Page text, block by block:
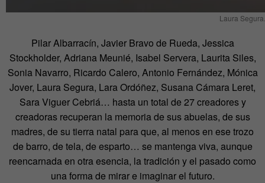
Laura
Pilar Albarracín, Javier Bravo de Rueda, Jessica
Stockholder, Adriana Meunié, Isabel Servera, Laurita Siles,
Sonia Navarro, Ricardo Calero, Antonio Fernández, Mónica
Jover, Laura Segura, Lara Ordóñez, Susana Cámara Leret,
Sara Viguer Cebriá… hasta un total de 27 creadores y
creadoras recuperan la memoria de sus abuelas, de sus
madres, de su tierra natal para que, al menos en ese trozo
de barro, de tela, de esparto… se mantenga viva, aunque
reencarnada en otra esencia, la tradición y el pasado como
una forma de mirar e imaginar el futuro.